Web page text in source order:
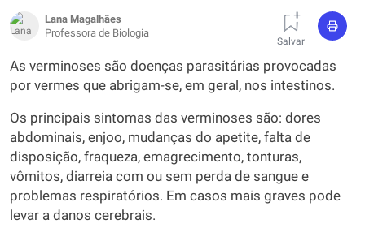
Lana Magalhães
Professora de Biologia
Salvar
As verminoses são doenças parasitárias provocadas
por vermes que abrigam-se, em geral, nos intestinos.
Os principais sintomas das verminoses são: dores
abdominais, enjoo, mudanças do apetite, falta de
disposição, fraqueza, emagrecimento, tonturas,
vômitos, diarreia com ou sem perda de sangue e
problemas respiratórios. Em casos mais graves pode
levar a danos cerebrais.